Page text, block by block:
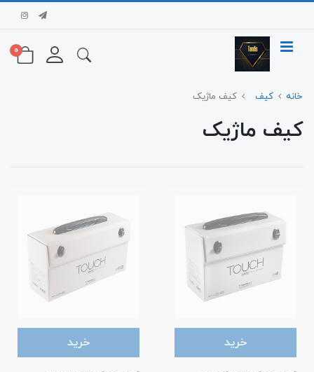
0
خانه کیف کیف ماژیک
کیف ماژیک
خرید خرید